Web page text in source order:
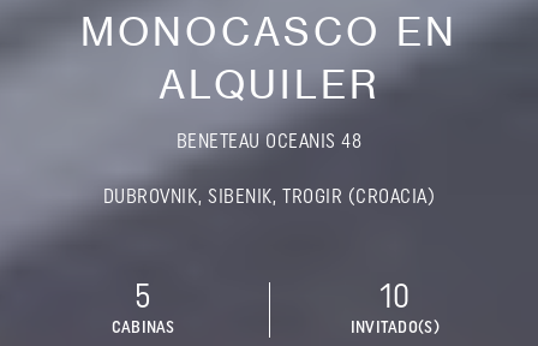
MONOCASCO EN
ALQUILER
BENETEAU OCEANIS 48
DUBROVNIK, SIBENIK, TROGIR (CROACIA)
5
CABINAS
10
INVITADO(S)